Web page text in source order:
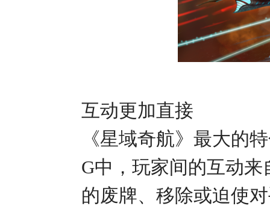
互动更加直接
《星域奇航》最大的
G中，玩家间的互动
的废牌、移除或迫使